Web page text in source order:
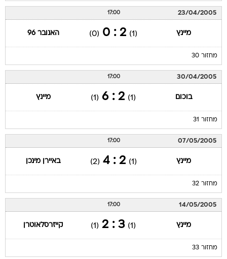
23/04/2005
17:00
מיינץ (1)
2 : 0
(0) האנובר 96
מחזור 30
30/04/2005
17:00
בוכום (1)
2 : 6
(1) מיינץ
מחזור 31
07/05/2005
17:00
מיינץ (1)
2 : 4
(2) באיירן מינכן
מחזור 32
14/05/2005
17:00
מיינץ (1)
3 : 2
(1) קייזרסלאוטרן
מחזור 33